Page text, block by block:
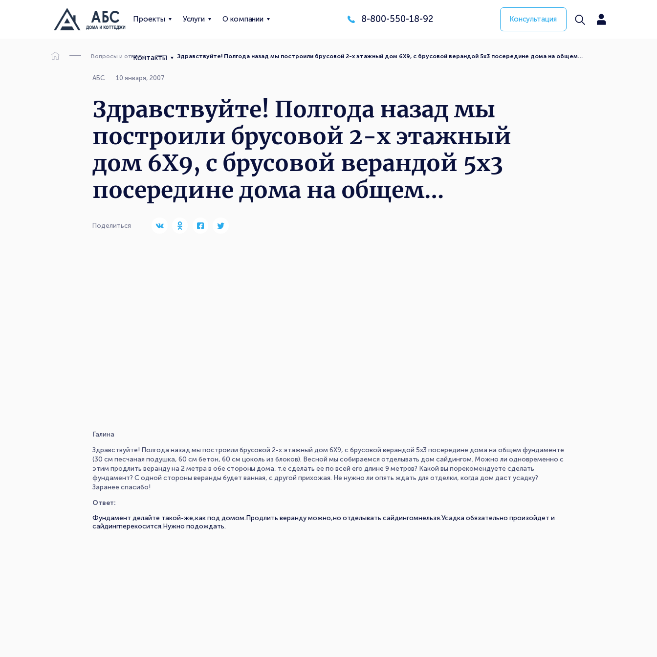
Проекты Услуги О компании
Контакты
8-800-550-18-92 Консультация
Вопросы и ответы Здравствуйте! Полгода назад мы построили брусовой 2-х этажный дом 6Х9, с брусовой верандой 5х3 посередине дома на общем…
АБС 10 января, 2007
Здравствуйте! Полгода назад мы
построили брусовой 2-х этажный
дом 6Х9, с брусовой верандой 5х3
посередине дома на общем…
Поделиться
Галина
Здравствуйте! Полгода назад мы построили брусовой 2-х этажный дом 6Х9, с брусовой верандой 5х3 посередине дома на общем фундаменте
(30 см песчаная подушка, 60 см бетон, 60 см цоколь из блоков). Весной мы собираемся отделывать дом сайдингом. Можно ли одновременно с
этим продлить веранду на 2 метра в обе стороны дома, т.е сделать ее по всей его длине 9 метров? Какой вы порекомендуете сделать
фундамент? С одной стороны веранды будет ванная, с другой прихожая. Не нужно ли опять ждать для отделки, когда дом даст усадку?
Заранее спасибо!
Ответ:
Фундамент делайте такой-же,как под домом.Продлить веранду можно,но отделывать сайдингомнельзя.Усадка обязательно произойдет и
сайдингперекосится.Нужно подождать.